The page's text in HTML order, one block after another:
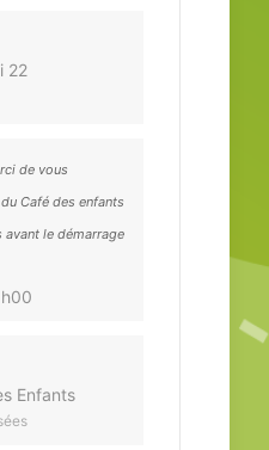
22
de vous
Café des enfants
avant le démarrage
Enfants